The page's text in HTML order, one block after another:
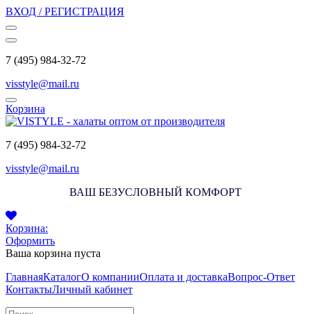
ВХОД / РЕГИСТРАЦИЯ
7 (495) 984-32-72
visstyle@mail.ru
Корзина
7 (495) 984-32-72
visstyle@mail.ru
ВАШ БЕЗУСЛОВНЫЙ КОМФОРТ
Корзина:
Оформить
Ваша корзина пуста
ГлавнаяКаталогО компанииОплата и доставкаВопрос-Ответ
КонтактыЛичный кабинет